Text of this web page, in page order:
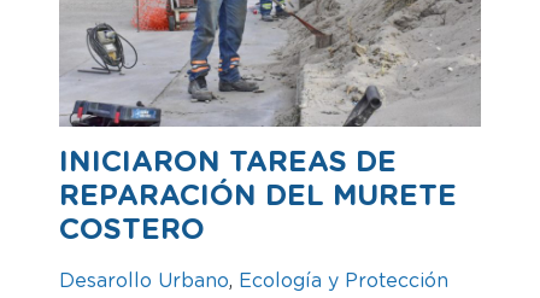
INICIARON TAREAS DE
REPARACIÓN DEL MURETE
COSTERO
Desarollo Urbano, Ecología y Protección